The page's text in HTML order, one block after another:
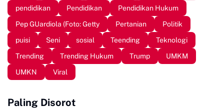
pendidikan
Pendidikan
Pendidikan Hukum
Pep GUardiola (Foto: Getty
Pertanian
Politik
puisi
Seni sosial Teending
Teknologi
Trending
Trending Hukum Trump
UMKM
UMKN
Viral
Paling Disorot